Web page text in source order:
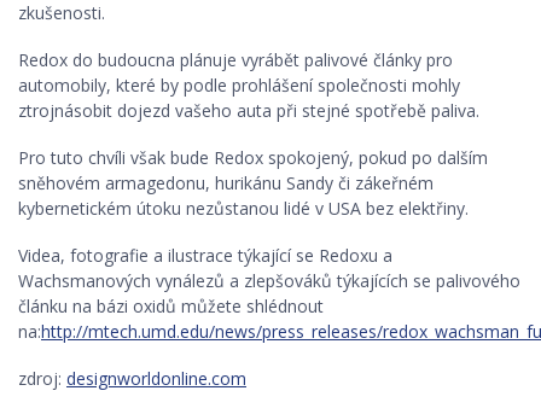
zkušenosti.
Redox do budoucna plánuje vyrábět palivové články pro
automobily, které by podle prohlášení společnosti mohly
ztrojnásobit dojezd vašeho auta při stejné spotřebě paliva.
Pro tuto chvíli však bude Redox spokojený, pokud po dalším
sněhovém armagedonu, hurikánu Sandy či zákeřném
kybernetickém útoku nezůstanou lidé v USA bez elektřiny.
Videa, fotografie a ilustrace týkající se Redoxu a
Wachsmanových vynálezů a zlepšováků týkajících se palivového
článku na bázi oxidů můžete shlédnout
na:http://mtech.umd.edu/news/press_releases/
zdroj: designworldonline.com